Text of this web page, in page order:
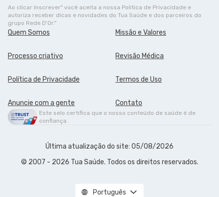
Ao clicar Inscrever" você aceita a nossa Política de Privacidade e
autoriza receber dicas e novidades do Tua Saúde e dos parceiros do
grupo Rede D'Or."
Quem Somos Missão e Valores
Processo criativo Revisão Médica
Política de Privacidade Termos de Uso
Anuncie com a gente Contato
Este selo certifica que o nosso conteúdo de saúde é de
confiança.
Última atualização do site: 05/08/2026
© 2007 - 2026 Tua Saúde. Todos os direitos reservados.
Português